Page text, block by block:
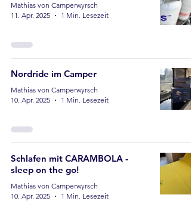
Mathias von Camperwyrsch
11. Apr. 2025
1 Min. Lesezeit
Nordride im Camper
Mathias von Camperwyrsch
10. Apr. 2025
1 Min. Lesezeit
Schlafen mit CARAMBOLA -
sleep on the go!
Mathias von Camperwyrsch
10. Apr. 2025
1 Min. Lesezeit